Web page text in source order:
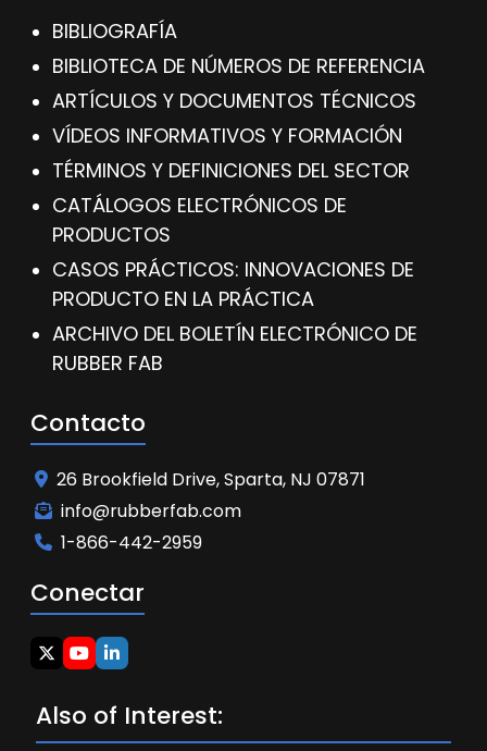
BIBLIOGRAFÍA
BIBLIOTECA DE NÚMEROS DE REFERENCIA
ARTÍCULOS Y DOCUMENTOS TÉCNICOS
VÍDEOS INFORMATIVOS Y FORMACIÓN
TÉRMINOS Y DEFINICIONES DEL SECTOR
CATÁLOGOS ELECTRÓNICOS DE
PRODUCTOS
CASOS PRÁCTICOS: INNOVACIONES DE
PRODUCTO EN LA PRÁCTICA
ARCHIVO DEL BOLETÍN ELECTRÓNICO DE
RUBBER FAB
Contacto
26 Brookfield Drive, Sparta, NJ 07871
info@rubberfab.com
1-866-442-2959
Conectar
Also of Interest: